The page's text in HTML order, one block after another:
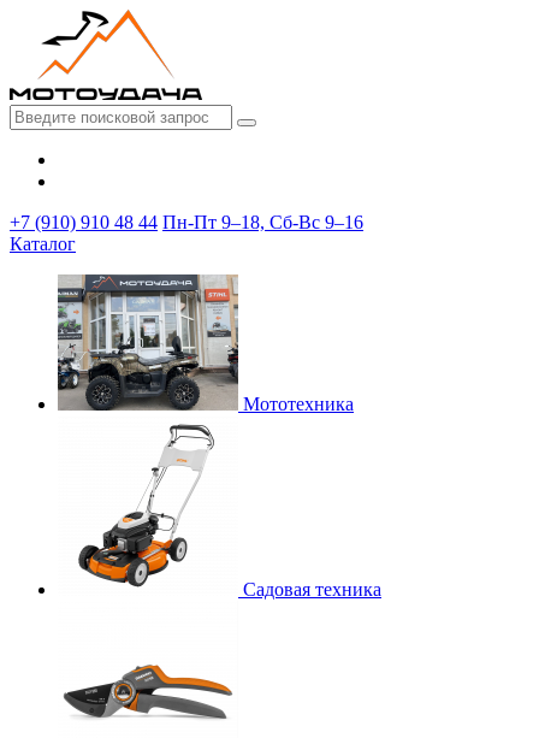
+7 (910) 910 48 44 Пн-Пт 9–18, Сб-Вс 9–16
Каталог
Мототехника
Садовая техника